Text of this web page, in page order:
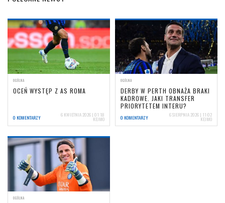
OGÓLNA
OCEŃ WYSTĘP Z AS ROMA
0 KOMENTARZY 6 KWIETNIA 2026 | 01:18
KEJMO
OGÓLNA
DERBY W PERTH OBNAŻA BRAKI
KADROWE. JAKI TRANSFER
PRIORYTETEM INTERU?
0 KOMENTARZY 6 SIERPNIA 2026 | 11:02
KEJMO
OGÓLNA